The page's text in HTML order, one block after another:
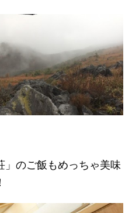
」のご飯もめっちゃ美味